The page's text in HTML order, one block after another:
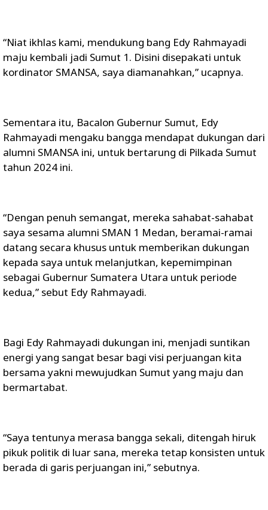
“Niat ikhlas kami, mendukung bang Edy Rahmayadi
maju kembali jadi Sumut 1. Disini disepakati untuk
kordinator SMANSA, saya diamanahkan,” ucapnya.
Sementara itu, Bacalon Gubernur Sumut, Edy
Rahmayadi mengaku bangga mendapat dukungan dari
alumni SMANSA ini, untuk bertarung di Pilkada Sumut
tahun 2024 ini.
“Dengan penuh semangat, mereka sahabat-sahabat
saya sesama alumni SMAN 1 Medan, beramai-ramai
datang secara khusus untuk memberikan dukungan
kepada saya untuk melanjutkan, kepemimpinan
sebagai Gubernur Sumatera Utara untuk periode
kedua,” sebut Edy Rahmayadi.
Bagi Edy Rahmayadi dukungan ini, menjadi suntikan
energi yang sangat besar bagi visi perjuangan kita
bersama yakni mewujudkan Sumut yang maju dan
bermartabat.
“Saya tentunya merasa bangga sekali, ditengah hiruk
pikuk politik di luar sana, mereka tetap konsisten untuk
berada di garis perjuangan ini,” sebutnya.